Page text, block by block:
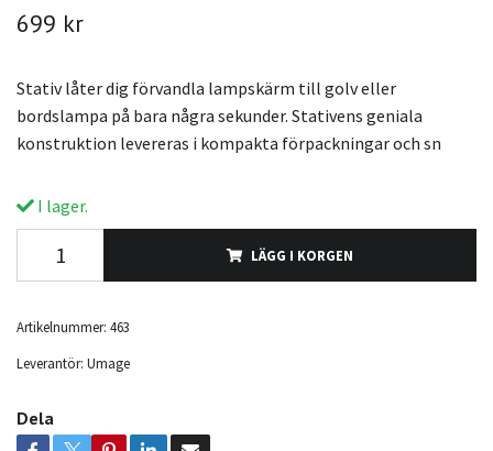
699 kr
Stativ låter dig förvandla lampskärm till golv eller
bordslampa på bara några sekunder. Stativens geniala
konstruktion levereras i kompakta förpackningar och sn
I lager.
LÄGG I KORGEN
Artikelnummer: 463
Leverantör: Umage
Dela